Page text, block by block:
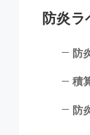
防炎ラ
防
積
防